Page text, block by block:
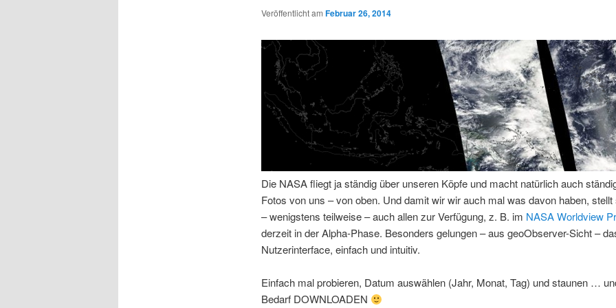
Veröffentlicht am Februar 26, 2014
Die NASA fliegt ja ständig über unseren Köpfe und macht natürlich auch
Fotos von uns – von oben. Und damit wir wir auch mal was davon haben, stellt
– wenigstens teilweise – auch allen zur Verfügung, z. B. im NASA Worldview
derzeit in der Alpha-Phase. Besonders gelungen – aus geoObserver-Sicht –
Nutzerinterface, einfach und intuitiv.
Einfach mal probieren, Datum auswählen (Jahr, Monat, Tag) und staunen …
Bedarf DOWNLOADEN